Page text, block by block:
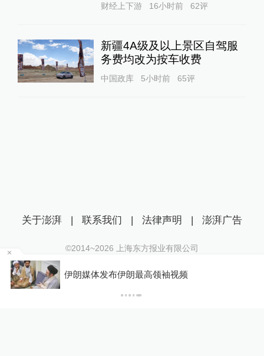
财经上下游 16小时前 62评
新疆4A级及以上景区自驾服
务费均改为按车收费
中国政库 5小时前 65评
你有权知道更多
关于澎湃 | 联系我们 | 法律声明 | 澎湃广告
©2014~2026 上海东方报业有限公司
沪ICP证：沪B2-20170116 | 沪ICP备14003370号
互联网新闻信息服务许可证：31120170006
沪公网安备 31010602000299号